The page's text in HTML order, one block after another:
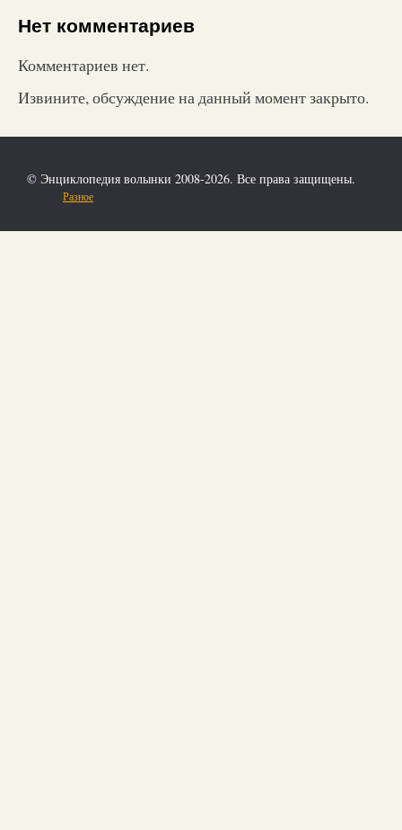
Нет комментариев
Комментариев нет.
Извините, обсуждение на данный момент закрыто.
© Энциклопедия волынки 2008-2026. Все права защищены.
Разное